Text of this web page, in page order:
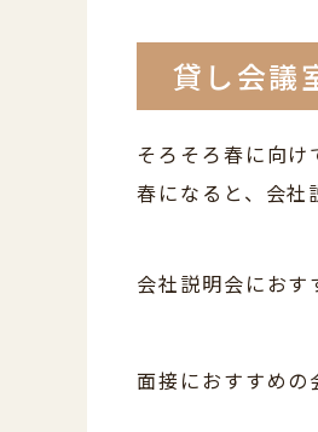
貸し会議
そろそろ春に向け
春になると、会社
会社説明会にお
面接におすすめ